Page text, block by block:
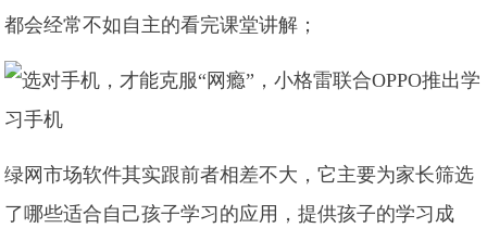
都会经常不如自主的看完课堂讲解；
绿网市场软件其实跟前者相差不大，它主要为家长筛选
了哪些适合自己孩子学习的应用，提供孩子的学习成